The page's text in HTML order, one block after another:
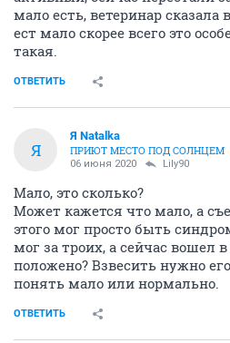
мало есть, ветеринар сказала
ест мало скорее всего это
такая.
ОТВЕТИТЬ
Я
Я Natalka
ПРИЮТ МЕСТО ПОД СОЛНЦЕМ
06 июня 2020 Lily90
Мало, это сколько?
Может кажется что мало, а
этого мог просто быть
мог за троих, а сейчас вошел
положено? Взвесить нужно
понять мало или нормально.
ОТВЕТИТЬ